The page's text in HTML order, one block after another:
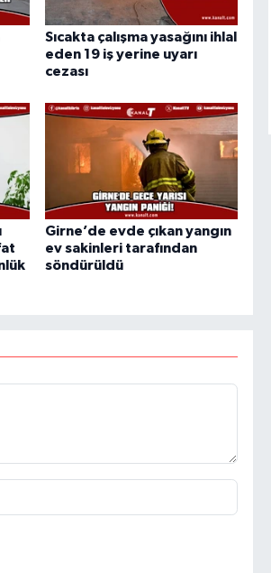
Sıcakta çalışma yasağını ihlal
eden 19 iş yerine uyarı
cezası
Girne’de evde çıkan yangın
ev sakinleri tarafından
söndürüldü